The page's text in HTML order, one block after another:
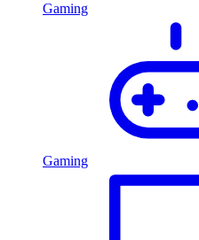
Gaming
Gaming